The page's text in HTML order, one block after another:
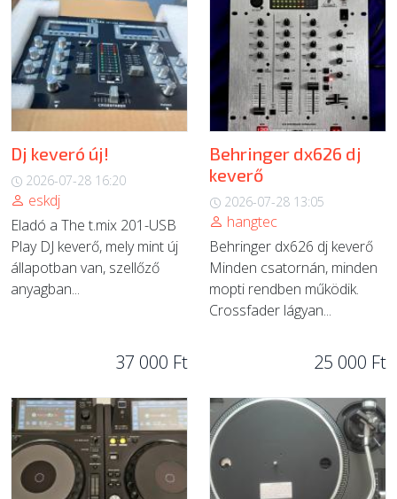
Dj keveró új!
2026-07-28 16:20
eskdj
Eladó a The t.mix 201-USB
Play DJ keverő, mely mint új
állapotban van, szellőző
anyagban...
37 000 Ft
Behringer dx626 dj
keverő
2026-07-28 13:05
hangtec
Behringer dx626 dj keverő
Minden csatornán, minden
mopti rendben működik.
Crossfader lágyan...
25 000 Ft